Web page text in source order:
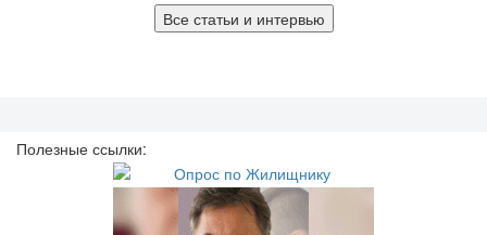
Все статьи и интервью
Полезные ссылки: